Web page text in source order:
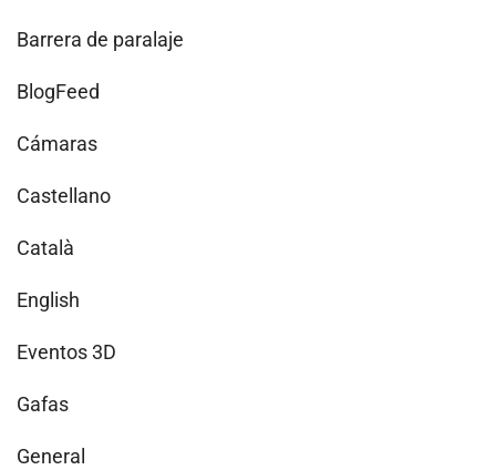
Barrera de paralaje
BlogFeed
Cámaras
Castellano
Català
English
Eventos 3D
Gafas
General